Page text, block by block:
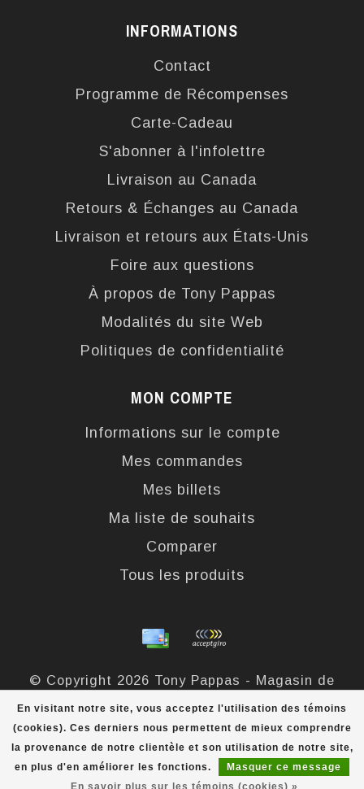
En visitant notre site, vous acceptez l'utilisation des témoins
(cookies). Ces derniers nous permettent de mieux comprendre
la provenance de notre clientèle et son utilisation de notre site,
en plus d'en améliorer les fonctions.
Masquer ce message
En savoir plus sur les témoins (cookies) »
INFORMATIONS
Contact
Programme de Récompenses
Carte-Cadeau
S'abonner à l'infolettre
Livraison au Canada
Retours & Échanges au Canada
Livraison et retours aux États-Unis
Foire aux questions
À propos de Tony Pappas
Modalités du site Web
Politiques de confidentialité
MON COMPTE
Informations sur le compte
Mes commandes
Mes billets
Ma liste de souhaits
Comparer
Tous les produits
© Copyright 2026 Tony Pappas - Magasin de
bottes et chaussures - Powered byLightspeed-
Theme byDyvelopment
scores a out of324évaluations at